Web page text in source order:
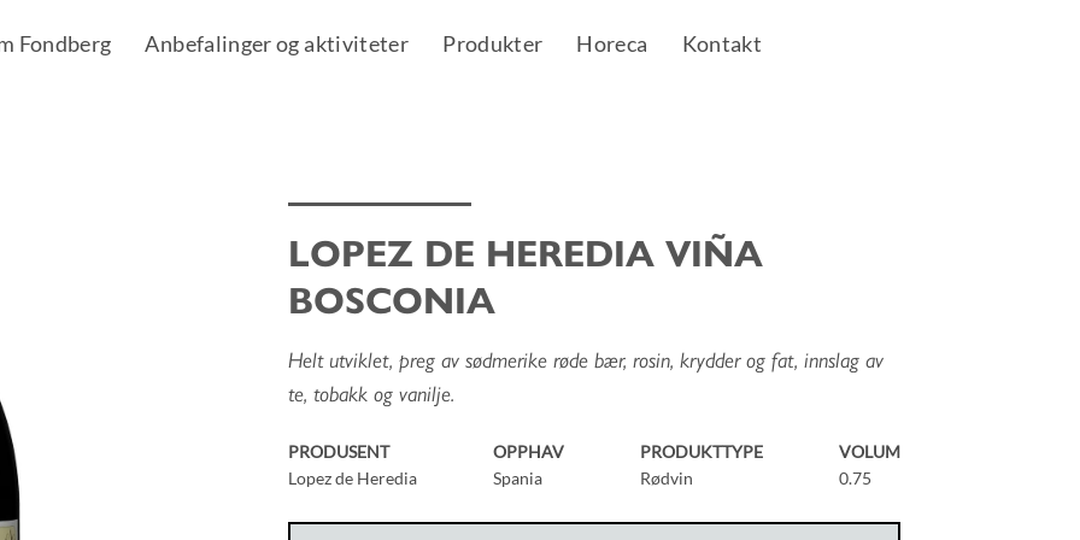
Fondberg Anbefalinger og aktiviteter Produkter Horeca Kontakt
LOPEZ DE HEREDIA VIÑA
BOSCONIA
Helt utviklet, preg av sødmerike røde bær, rosin, krydder og fat, innslag av
te, tobakk og vanilje.
PRODUSENT
Lopez de Heredia
OPPHAV
Spania
PRODUKTTYPE
Rødvin
VOLUM
0.75